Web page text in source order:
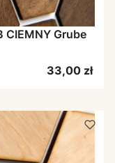
CIEMNY Grube
Cena
33,00 zł